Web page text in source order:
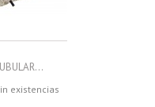
existencias